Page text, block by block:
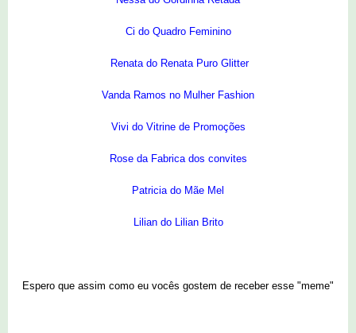
Ci do Quadro Feminino
Renata do Renata Puro Glitter
Vanda Ramos no Mulher Fashion
Vivi do Vitrine de Promoções
Rose da Fabrica dos convites
Patricia do Mãe Mel
Lilian do Lilian Brito
Espero que assim como eu vocês gostem de receber esse "meme"